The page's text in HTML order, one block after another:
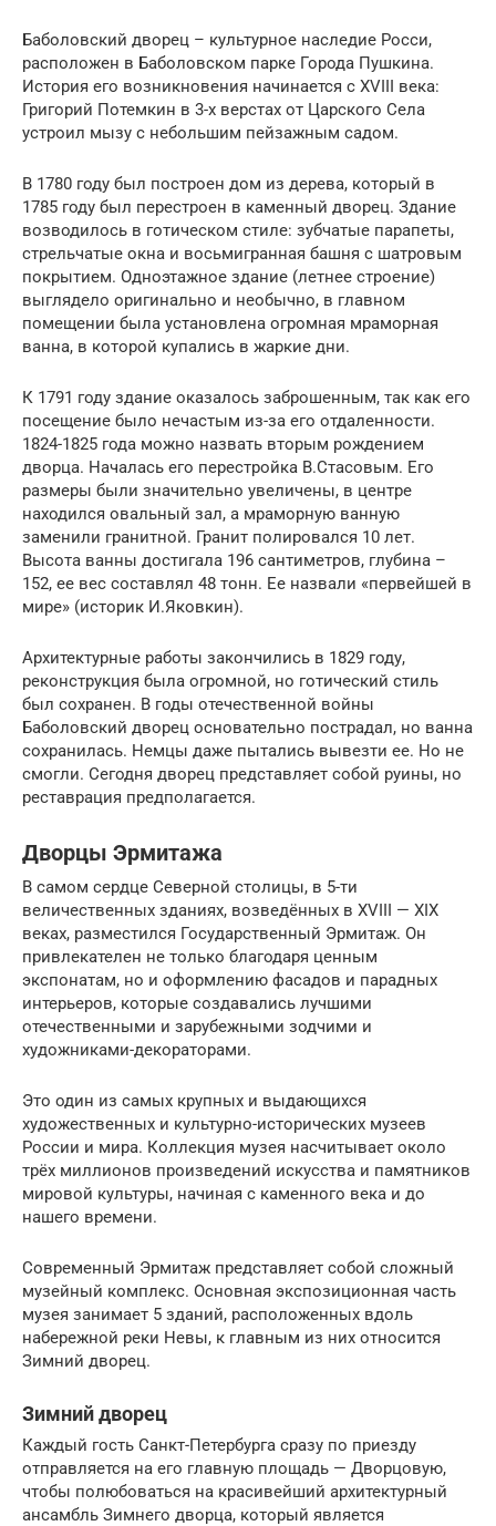
Баболовский дворец – культурное наследие Росси,
расположен в Баболовском парке Города Пушкина.
История его возникновения начинается с XVIII века:
Григорий Потемкин в 3-х верстах от Царского Села
устроил мызу с небольшим пейзажным садом.
В 1780 году был построен дом из дерева, который в
1785 году был перестроен в каменный дворец. Здание
возводилось в готическом стиле: зубчатые парапеты,
стрельчатые окна и восьмигранная башня с шатровым
покрытием. Одноэтажное здание (летнее строение)
выглядело оригинально и необычно, в главном
помещении была установлена огромная мраморная
ванна, в которой купались в жаркие дни.
К 1791 году здание оказалось заброшенным, так как его
посещение было нечастым из-за его отдаленности.
1824-1825 года можно назвать вторым рождением
дворца. Началась его перестройка В.Стасовым. Его
размеры были значительно увеличены, в центре
находился овальный зал, а мраморную ванную
заменили гранитной. Гранит полировался 10 лет.
Высота ванны достигала 196 сантиметров, глубина –
152, ее вес составлял 48 тонн. Ее назвали «первейшей в
мире» (историк И.Яковкин).
Архитектурные работы закончились в 1829 году,
реконструкция была огромной, но готический стиль
был сохранен. В годы отечественной войны
Баболовский дворец основательно пострадал, но ванна
сохранилась. Немцы даже пытались вывезти ее. Но не
смогли. Сегодня дворец представляет собой руины, но
реставрация предполагается.
Дворцы Эрмитажа
В самом сердце Северной столицы, в 5-ти
величественных зданиях, возведённых в XVIII — XIX
веках, разместился Государственный Эрмитаж. Он
привлекателен не только благодаря ценным
экспонатам, но и оформлению фасадов и парадных
интерьеров, которые создавались лучшими
отечественными и зарубежными зодчими и
художниками-декораторами.
Это один из самых крупных и выдающихся
художественных и культурно-исторических музеев
России и мира. Коллекция музея насчитывает около
трёх миллионов произведений искусства и памятников
мировой культуры, начиная с каменного века и до
нашего времени.
Современный Эрмитаж представляет собой сложный
музейный комплекс. Основная экспозиционная часть
музея занимает 5 зданий, расположенных вдоль
набережной реки Невы, к главным из них относится
Зимний дворец.
Зимний дворец
Каждый гость Санкт-Петербурга сразу по приезду
отправляется на его главную площадь — Дворцовую,
чтобы полюбоваться на красивейший архитектурный
ансамбль Зимнего дворца, который является